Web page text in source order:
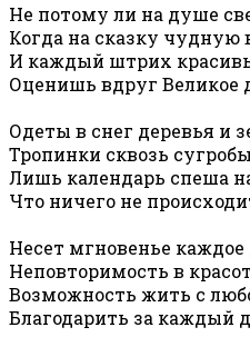
Не потому ли на душе
Когда на сказку чудную
И каждый штрих
Оценишь вдруг Великое
Одеты в снег деревья и
Тропинки сквозь
Лишь календарь спеша
Что ничего не
Несет мгновенье каждое
Неповторимость в
Возможность жить с
Благодарить за каждый